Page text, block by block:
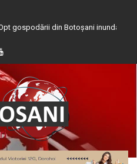
din Botoșani inundate în urma